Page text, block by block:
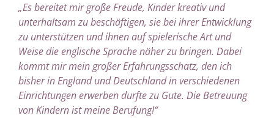
„Es bereitet mir große Freude, Kinder kreativ und
unterhaltsam zu beschäftigen, sie bei ihrer Entwicklung
zu unterstützen und ihnen auf spielerische Art und
Weise die englische Sprache näher zu bringen. Dabei
kommt mir mein großer Erfahrungsschatz, den ich
bisher in England und Deutschland in verschiedenen
Einrichtungen erwerben durfte zu Gute. Die Betreuung
von Kindern ist meine Berufung!“